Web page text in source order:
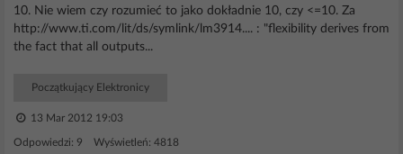
10. Nie wiem czy rozumieć to jako dokładnie 10, czy <=10. Za
http://www.ti.com/lit/ds/symlink/lm3914.... : "flexibility derives from
the fact that all outputs...
Początkujący Elektronicy
13 Mar 2012 19:03
Odpowiedzi: 9 Wyświetleń: 4818